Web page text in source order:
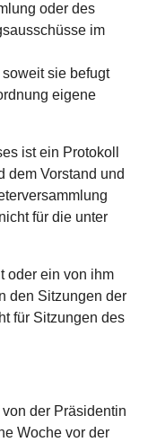
oder des
im
sie befugt
eigene
ist ein Protokoll
dem Vorstand und
für die unter
oder ein von ihm
den Sitzungen der
für Sitzungen des
der Präsidentin
Woche vor der